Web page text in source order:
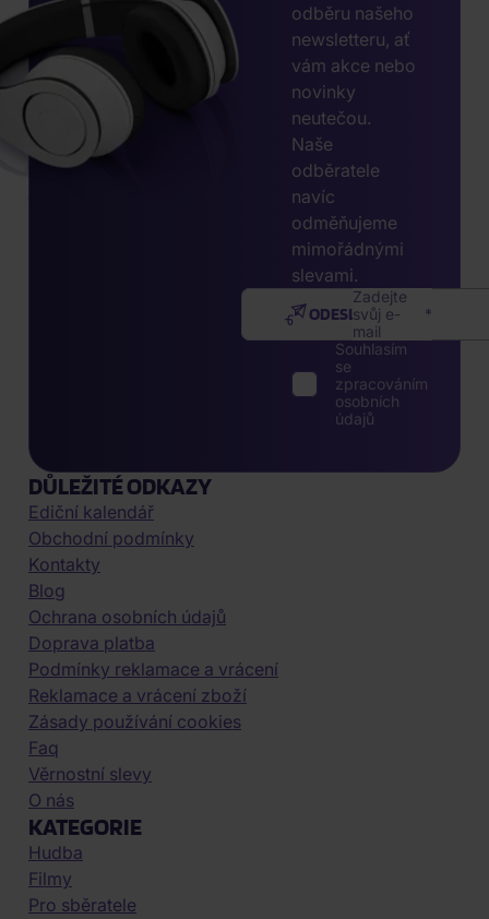
odběru našeho
newsletteru, ať
vám akce nebo
novinky
neutečou.
Naše
odběratele
navíc
odměňujeme
mimořádnými
slevami.
Zadejte
svůj e-
mail
ODESLAT
Souhlasím
se
zpracováním
osobních
údajů
DŮLEŽITÉ ODKAZY
Ediční kalendář
Obchodní podmínky
Kontakty
Blog
Ochrana osobních údajů
Doprava platba
Podmínky reklamace a vrácení
Reklamace a vrácení zboží
Zásady používání cookies
Faq
Věrnostní slevy
O nás
KATEGORIE
Hudba
Filmy
Pro sběratele